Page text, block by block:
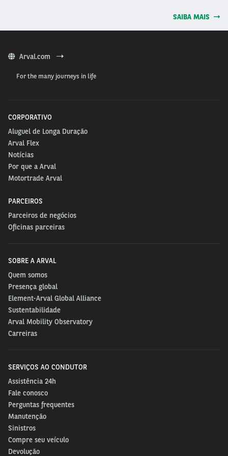
SAIBA MAIS
Arval.com
For the many journeys in life
CORPORATIVO
Aluguel de Longa Duração
Arval Flex
Notícias
Por que a Arval
Motortrade Arval
PARCEIROS
Parceiros de negócios
Oficinas parceiras
SOBRE A ARVAL
Quem somos
Presença global
Element-Arval Global Alliance
Sustentabilidade
Arval Mobility Observatory
Carreiras
SERVIÇOS AO CONDUTOR
Assistência 24h
Fale conosco
Perguntas frequentes
Manutenção
Sinistros
Compre seu veículo
Devolução